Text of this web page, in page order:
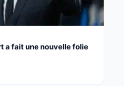
a fait une nouvelle folie